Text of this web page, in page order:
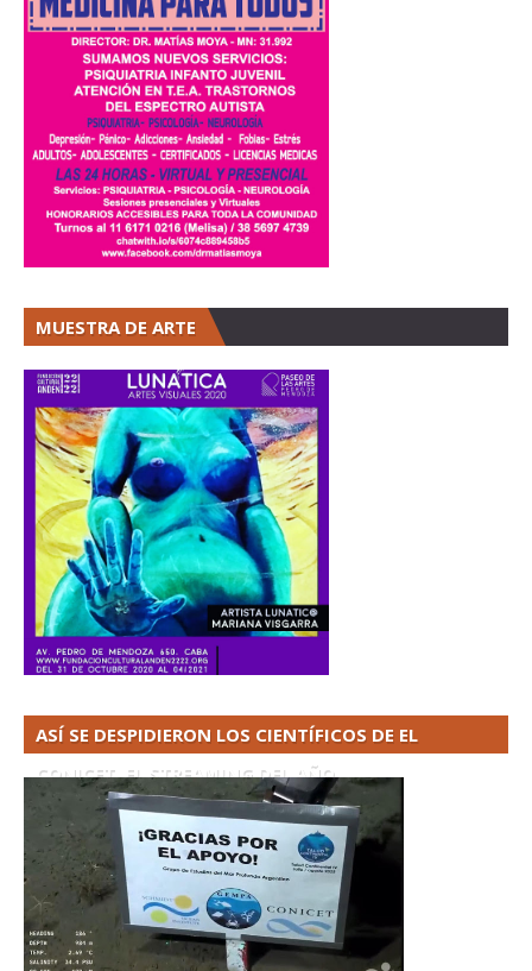
MUESTRA DE ARTE
ASÍ SE DESPIDIERON LOS CIENTÍFICOS DE EL
CONICET. EL STREAMING DEL AÑO